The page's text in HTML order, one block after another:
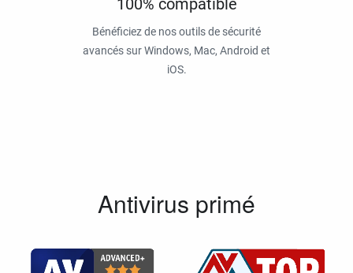
100% compatible
Bénéficiez de nos outils de sécurité
avancés sur Windows, Mac, Android et
iOS.
Antivirus primé